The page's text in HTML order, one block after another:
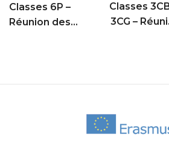
Classes 6P –
Réunion des
Classes
3CG –